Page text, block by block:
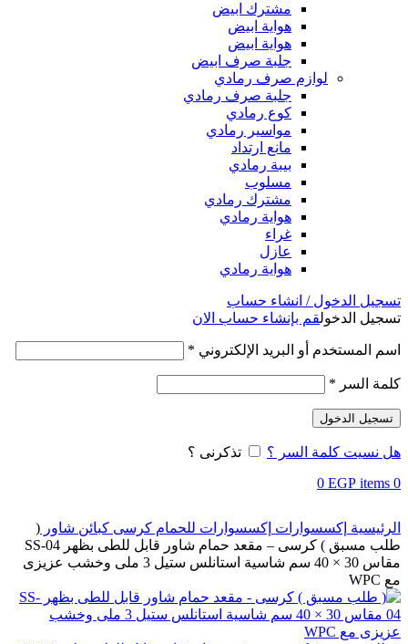
مشترك ابيض
هواية ابيض
هواية ابيض
جلبة صرف ابيض
لوازم صرف رمادي
جلبة صرف رمادي
كوع رمادي
مواسير رمادي
مانع ارتداد
بيبة رمادي
مسلوب
مشترك رمادي
هواية رمادي
غراء
عازل
هواية رمادي
تسجيل الدخول / انشاء حساب
تسجيل الدخولقم بإنشاء حساب الان
اسم المستخدم أو البريد الإلكتروني *
كلمة السر *
تسجيل الدخول
هل نسيت كلمة السر ؟
تذكرنى ؟
0
items
0 EGP
الرئيسية إكسسوارات إكسسوارات للحمام كرسى كبائن شاور (
طلب مسبق ) كرسى – مقعد حمام شاور قابل للطى بظهر SS-04
مقاس 30 × 40 سم شاسية استانلس ستيل 3 ملى وخشب عزيزى
مع WPC